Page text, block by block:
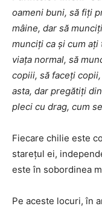
oameni buni, să fiți
mâine, dar să
munciți ca și cum ați
viața normal, să
copiii, să faceți
asta, dar pregătiți
pleci cu drag, cum
Fiecare chilie este
stareţul ei,
este în sobordinea
Pe aceste locuri, în